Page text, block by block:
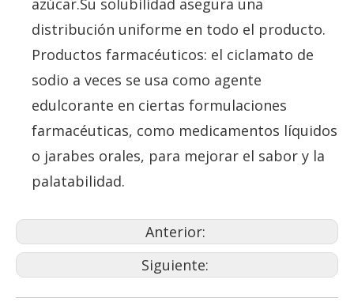
azúcar.Su solubilidad asegura una
distribución uniforme en todo el producto.
Productos farmacéuticos: el ciclamato de
sodio a veces se usa como agente
edulcorante en ciertas formulaciones
farmacéuticas, como medicamentos líquidos
o jarabes orales, para mejorar el sabor y la
palatabilidad.
Anterior:
Siguiente: